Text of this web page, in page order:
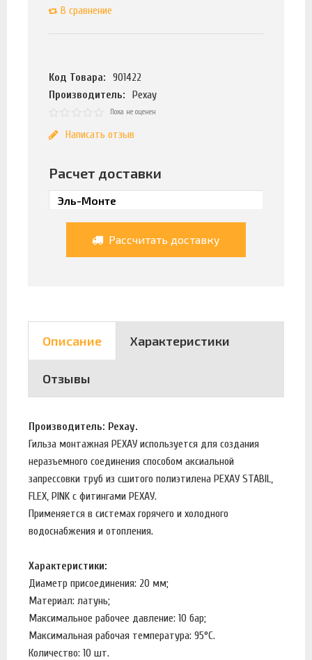
В сравнение
Код Товара:
901422
Производитель:
Рехау
Пока не оценен
Написать отзыв
Расчет доставки
Рассчитать доставку
Описание Характеристики
Отзывы
Производитель: Рехау.
Гильза монтажная РЕХАУ используется для создания
неразъемного соединения способом аксиальной
запрессовки труб из сшитого полиэтилена РЕХАУ STABIL,
FLEX, PINK с фитингами РЕХАУ.
Применяется в системах горячего и холодного
водоснабжения и отопления.
Характеристики:
Диаметр присоединения: 20 мм;
Материал: латунь;
Максимальное рабочее давление: 10 бар;
Максимальная рабочая температура: 95°С.
Количество: 10 шт.